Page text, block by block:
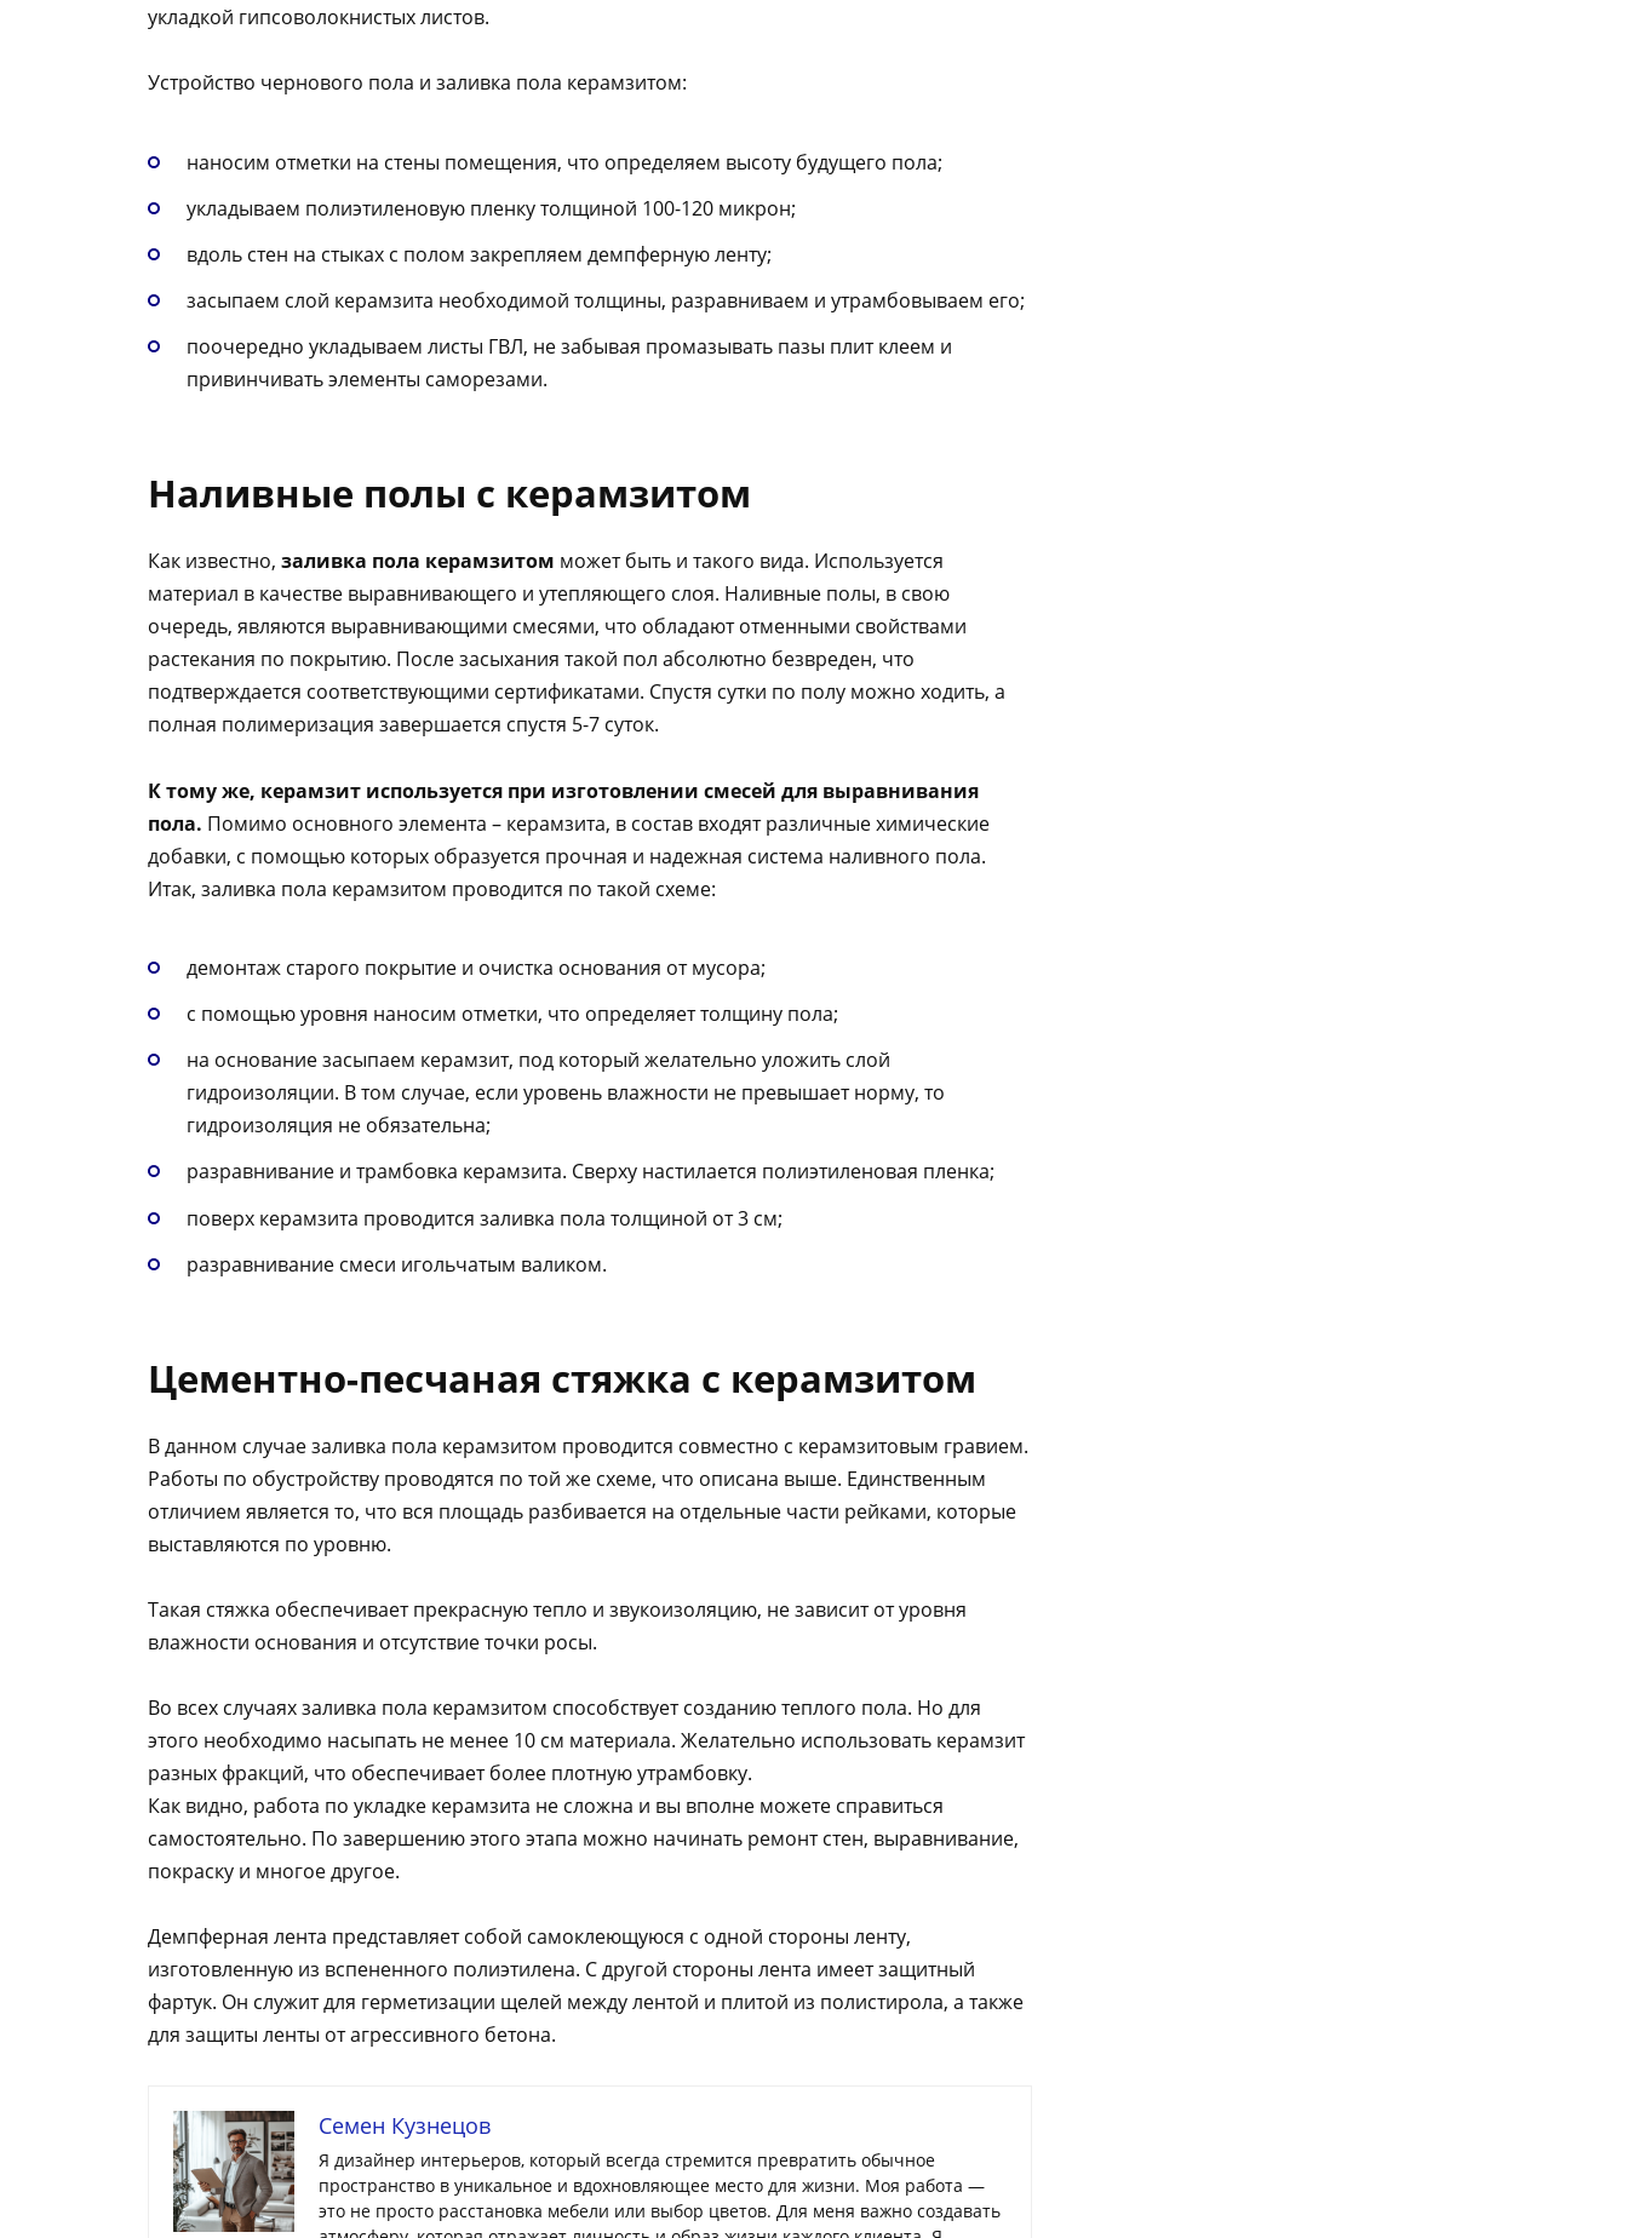
укладкой гипсоволокнистых листов.
Устройство чернового пола и заливка пола керамзитом:
наносим отметки на стены помещения, что определяем высоту будущего пола;
укладываем полиэтиленовую пленку толщиной 100-120 микрон;
вдоль стен на стыках с полом закрепляем демпферную ленту;
засыпаем слой керамзита необходимой толщины, разравниваем и утрамбовываем его;
поочередно укладываем листы ГВЛ, не забывая промазывать пазы плит клеем и
привинчивать элементы саморезами.
Наливные полы с керамзитом
Как известно, заливка пола керамзитом может быть и такого вида. Используется
материал в качестве выравнивающего и утепляющего слоя. Наливные полы, в свою
очередь, являются выравнивающими смесями, что обладают отменными свойствами
растекания по покрытию. После засыхания такой пол абсолютно безвреден, что
подтверждается соответствующими сертификатами. Спустя сутки по полу можно ходить, а
полная полимеризация завершается спустя 5-7 суток.
К тому же, керамзит используется при изготовлении смесей для выравнивания
пола. Помимо основного элемента – керамзита, в состав входят различные химические
добавки, с помощью которых образуется прочная и надежная система наливного пола.
Итак, заливка пола керамзитом проводится по такой схеме:
демонтаж старого покрытие и очистка основания от мусора;
с помощью уровня наносим отметки, что определяет толщину пола;
на основание засыпаем керамзит, под который желательно уложить слой
гидроизоляции. В том случае, если уровень влажности не превышает норму, то
гидроизоляция не обязательна;
разравнивание и трамбовка керамзита. Сверху настилается полиэтиленовая пленка;
поверх керамзита проводится заливка пола толщиной от 3 см;
разравнивание смеси игольчатым валиком.
Цементно-песчаная стяжка с керамзитом
В данном случае заливка пола керамзитом проводится совместно с керамзитовым гравием.
Работы по обустройству проводятся по той же схеме, что описана выше. Единственным
отличием является то, что вся площадь разбивается на отдельные части рейками, которые
выставляются по уровню.
Такая стяжка обеспечивает прекрасную тепло и звукоизоляцию, не зависит от уровня
влажности основания и отсутствие точки росы.
Во всех случаях заливка пола керамзитом способствует созданию теплого пола. Но для
этого необходимо насыпать не менее 10 см материала. Желательно использовать керамзит
разных фракций, что обеспечивает более плотную утрамбовку.
Как видно, работа по укладке керамзита не сложна и вы вполне можете справиться
самостоятельно. По завершению этого этапа можно начинать ремонт стен, выравнивание,
покраску и многое другое.
Демпферная лента представляет собой самоклеющуюся с одной стороны ленту,
изготовленную из вспененного полиэтилена. C другой стороны лента имеет защитный
фартук. Он служит для герметизации щелей между лентой и плитой из полистирола, а также
для защиты ленты от агрессивного бетона.
Семен Кузнецов
Я дизайнер интерьеров, который всегда стремится превратить обычное
пространство в уникальное и вдохновляющее место для жизни. Моя работа —
это не просто расстановка мебели или выбор цветов. Для меня важно создавать